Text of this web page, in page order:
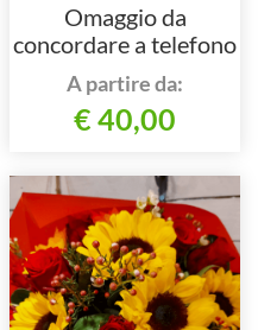
Omaggio da
concordare a telefono
al 3923730893
A partire da:
€ 40,00